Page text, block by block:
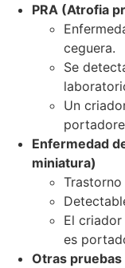
PRA (Atrofia
ceguera.
Se
Un
Enfermedad
miniatura)
El
es
Otras